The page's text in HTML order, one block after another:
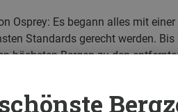
Osprey: Es begann alles mit
Standards gerecht werden.
höchsten Bergen zu den